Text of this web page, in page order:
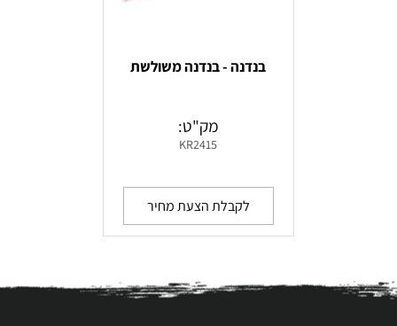
בנדנה - בנדנה משולשת
מק"ט:
KR2415
לקבלת הצעת מחיר